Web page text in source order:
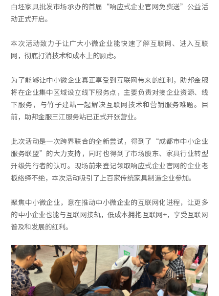
白坯家具批发市场承办的首届“响应式企业官网免费送”公益活
动正式开启。
本次活动致力于让广大小微企业能快速了解互联网、进入互联
网，彻底打消技术和成本上的顾虑。
为了能够让中小微企业真正享受到互联网带来的红利，助邦金服
将在企业集中区域设立线下服务点，主要负责对接企业资源、线
下服务，与竹子建站一起解决互联网技术和营销服务难题。目
前，助邦金服三江服务站已正式开张营业。
此次活动是一次跨界联合的全新尝试，得到了“成都市中小企业
服务联盟”的大力支持，同时也得到了市场股东、家具行业转型
升级先行者的认可。现场前来登记领取响应式企业官网的企业老
板络绎不绝，本次活动吸引了上百家传统家具制造企业参加。
聚焦中小微企业，意在推动中小微企业的互联网化进程，让更多
的中小企业也能与互联网接轨，低成本拥抱互联网+，享受互联网
普及和发展的红利。